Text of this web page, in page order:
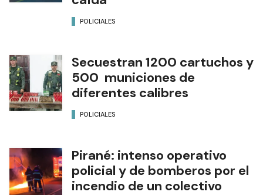
POLICIALES
Secuestran 1200 cartuchos y
500 municiones de
diferentes calibres
POLICIALES
Pirané: intenso operativo
policial y de bomberos por el
incendio de un colectivo